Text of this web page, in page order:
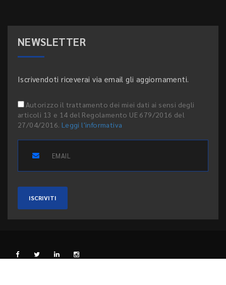
NEWSLETTER
Iscrivendoti riceverai via email gli aggiornamenti.
Autorizzo il trattamento dei miei dati ai sensi degli
articoli 13 e 14 del Regolamento UE 679/2016 del
27/04/2016. Leggi l'informativa
ISCRIVITI